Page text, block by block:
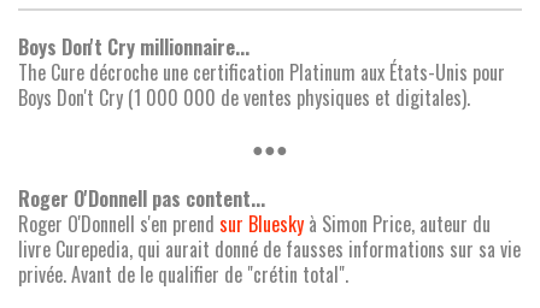
Boys Don't Cry millionnaire...
The Cure décroche une certification Platinum aux États-Unis pour
Boys Don't Cry (1 000 000 de ventes physiques et digitales).
●●●
Roger O'Donnell pas content...
Roger O'Donnell s'en prend sur Bluesky à Simon Price, auteur du
livre Curepedia, qui aurait donné de fausses informations sur sa vie
privée. Avant de le qualifier de "crétin total".